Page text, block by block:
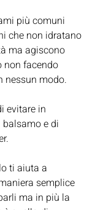
più comuni
che non idratano
ma agiscono
non facendo
nessun modo.
evitare in
e di
ti aiuta a
semplice
ma in più la